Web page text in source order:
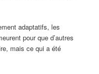
adaptatifs, les
pour que d’autres
mais ce qui a été